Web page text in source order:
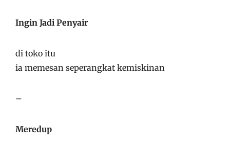
Ingin Jadi Penyair
di toko itu
ia memesan seperangkat kemiskinan
–
Meredup